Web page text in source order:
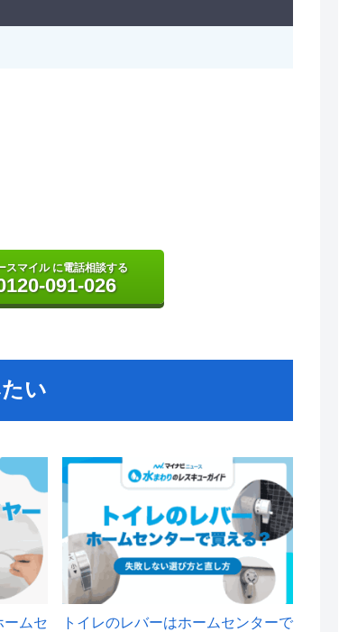
スマイル に電話相談する
091-026
い
ームセ
トイレのレバーはホームセンターで